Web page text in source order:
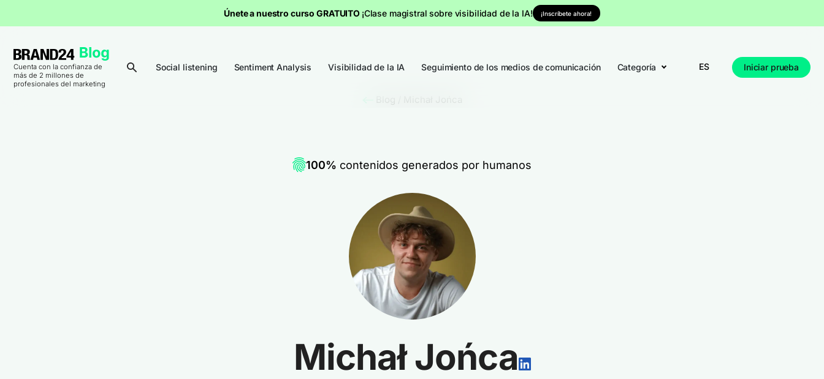
Únete a nuestro curso GRATUITO ¡Clase magistral sobre visibilidad de la IA! ¡Inscríbete ahora!
Cuenta con la confianza de
más de 2 millones de
profesionales del marketing
Social listening Sentiment Analysis Visibilidad de la IA Seguimiento de los medios de comunicación Categoría ES Iniciar prueba
100% contenidos generados por humanos
Michał Jońca